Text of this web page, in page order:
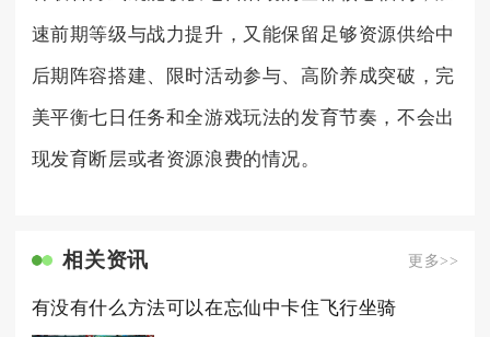
速前期等级与战力提升，又能保留足够资源供给中
后期阵容搭建、限时活动参与、高阶养成突破，完
美平衡七日任务和全游戏玩法的发育节奏，不会出
现发育断层或者资源浪费的情况。
相关资讯 更多>>
有没有什么方法可以在忘仙中卡住飞行坐骑